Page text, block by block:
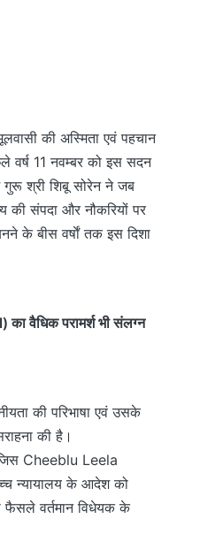
की अस्मिता एवं पहचान
वर्ष 11 नवम्बर को इस सदन
गुरू श्री शिबू सोरेन ने जब
की संपदा और नौकरियों पर
के बीस वर्षाें तक इस दिशा
वैधिक परामर्श भी संलग्न
की परिभाषा एवं उसके
की है।
जिस Cheeblu Leela
न्यायालय के आदेश को
फैसले वर्तमान विधेयक के